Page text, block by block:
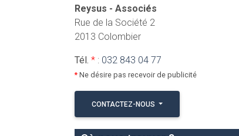
Reysus - Associés
Rue de la Société 2
2013 Colombier
Tél. *: 032 843 04 77
*Ne désire pas recevoir de publicité
CONTACTEZ-NOUS